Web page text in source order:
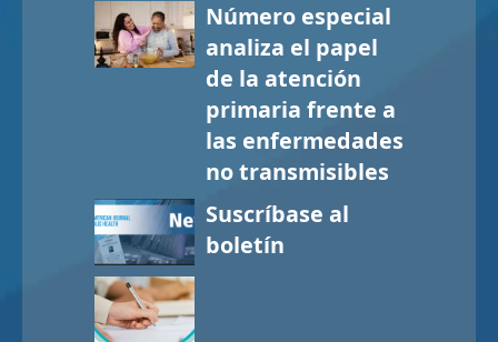
Número especial
analiza el papel
de la atención
primaria frente a
las enfermedades
no transmisibles
Suscríbase al
boletín